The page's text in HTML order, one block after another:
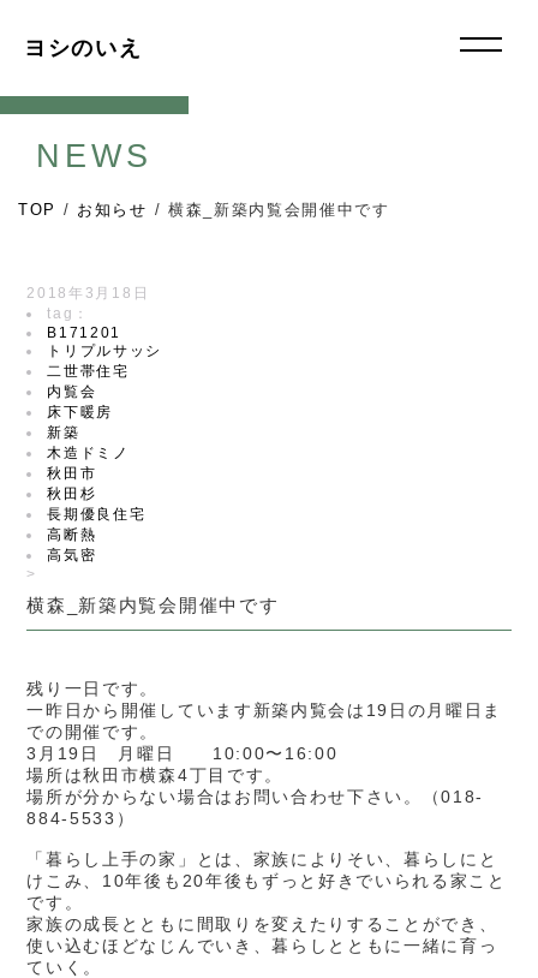
ヨシのいえ
NEWS
TOP / お知らせ / 横森_新築内覧会開催中です
2018年3月18日
tag：
B171201
トリプルサッシ
二世帯住宅
内覧会
床下暖房
新築
木造ドミノ
秋田市
秋田杉
長期優良住宅
高断熱
高気密
>
横森_新築内覧会開催中です
残り一日です。
一昨日から開催しています新築内覧会は19日の月曜日ま
での開催です。
3月19日 月曜日 10:00〜16:00
場所は秋田市横森4丁目です。
場所が分からない場合はお問い合わせ下さい。（018-
884-5533）
「暮らし上手の家」とは、家族によりそい、暮らしにと
けこみ、10年後も20年後もずっと好きでいられる家こと
です。
家族の成長とともに間取りを変えたりすることができ、
使い込むほどなじんでいき、暮らしとともに一緒に育っ
ていく。